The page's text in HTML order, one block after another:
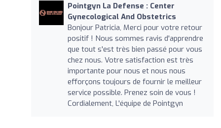
Pointgyn La Defense : Center
Gynecological And Obstetrics
Bonjour Patricia, Merci pour votre retour
positif ! Nous sommes ravis d'apprendre
que tout s'est très bien passé pour vous
chez nous. Votre satisfaction est très
importante pour nous et nous nous
efforçons toujours de fournir le meilleur
service possible. Prenez soin de vous !
Cordialement, L'équipe de Pointgyn